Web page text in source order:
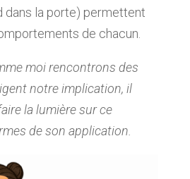
dans la porte) permettent
de chacun.
moi rencontrons des
notre implication, il
la lumière sur ce
de son application.